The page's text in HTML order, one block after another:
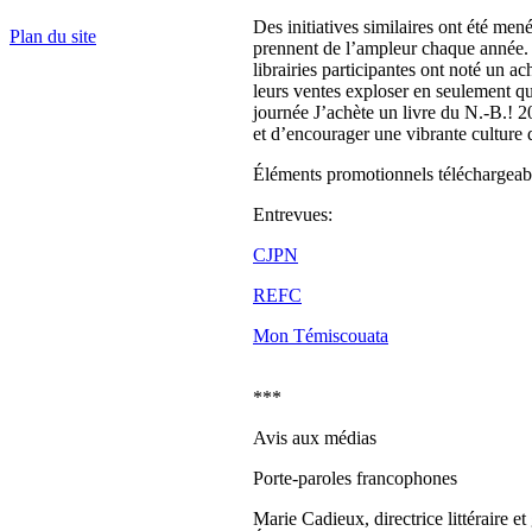
Plan du site
Des initiatives similaires ont été
prennent de l’ampleur chaque
librairies participantes ont noté un
leurs ventes exploser en seulement
journée J’achète un livre du N.-B.!
et d’encourager une vibrante
Éléments promotionnels
Entrevues:
CJPN
REFC
Mon Témiscouata
***
Avis aux médias
Porte-paroles francophones
Marie Cadieux, directrice littéraire et